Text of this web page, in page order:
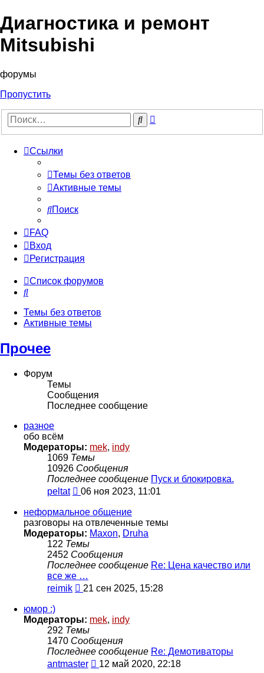
Диагностика и ремонт
Mitsubishi
форумы
Пропустить
Поиск
Ссылки
Темы без ответов
Активные темы
Поиск
FAQ
Вход
Регистрация
Список форумов
Поиск
Темы без ответов
Активные темы
Прочее
Форум
Темы
Сообщения
Последнее сообщение
разное
обо всём
Модераторы: mek, indy
1069 Темы
10926 Сообщения
Последнее сообщение Пуск и блокировка.
peltat
Перейти
последнему
сообщению
06 ноя 2023, 11:01
неформальное общение
разговоры на отвлеченные темы
Модераторы: Maxon, Druha
122 Темы
2452 Сообщения
Последнее сообщение Re: Цена качество или
все же …
reimik
Перейти
сообщению
21 сен 2025, 15:28
юмор :)
Модераторы: mek, indy
292 Темы
1470 Сообщения
Последнее сообщение Re: Демотиваторы
antmaster
Перейти
12 май 2020, 22:18